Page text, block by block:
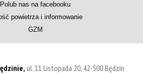
Polub nas na facebooku
powietrza i informowanie
GZM
ul. 11 Listopada 20, 42-500 Będzin